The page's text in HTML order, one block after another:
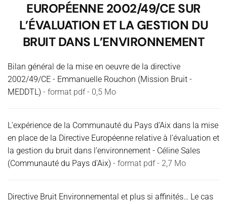
EUROPÉENNE 2002/49/CE SUR
L’ÉVALUATION ET LA GESTION DU
BRUIT DANS L’ENVIRONNEMENT
Bilan général de la mise en oeuvre de la directive
2002/49/CE - Emmanuelle Rouchon (Mission Bruit -
MEDDTL) - format pdf - 0,5 Mo
L’expérience de la Communauté du Pays d’Aix dans la mise
en place de la Directive Européenne relative à l’évaluation et
la gestion du bruit dans l’environnement - Céline Sales
(Communauté du Pays d'Aix) - format pdf - 2,7 Mo
Directive Bruit Environnemental et plus si affinités… Le cas